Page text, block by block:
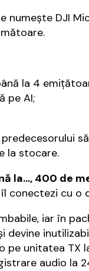
numește DJI
la 4
pe AI;
la stocare.
la…, 400 de
conectezi cu o
iar în
devine
pe unitatea
audio la